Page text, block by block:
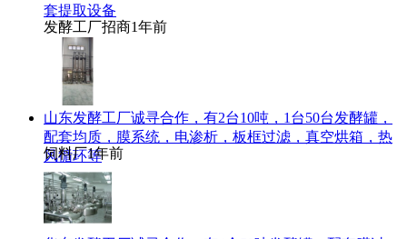
套提取设备
发酵工厂招商1年前
山东发酵工厂诚寻合作，有2台10吨，1台50台发酵罐，
配套均质，膜系统，电渗析，板框过滤，真空烘箱，热
风循环等
饲料厂1年前